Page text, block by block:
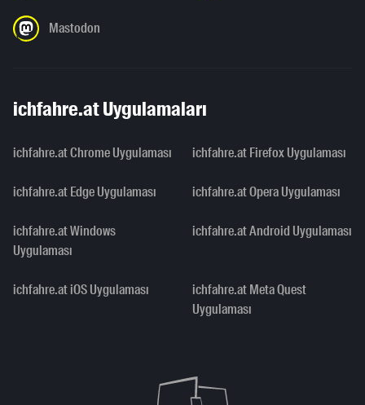
Mastodon
ichfahre.at Uygulamaları
ichfahre.at Chrome Uygulaması ichfahre.at Firefox Uygulaması
ichfahre.at Edge Uygulaması ichfahre.at Opera Uygulaması
ichfahre.at Windows
Uygulaması
ichfahre.at Android Uygulaması
ichfahre.at iOS Uygulaması
ichfahre.at Meta Quest
Uygulaması